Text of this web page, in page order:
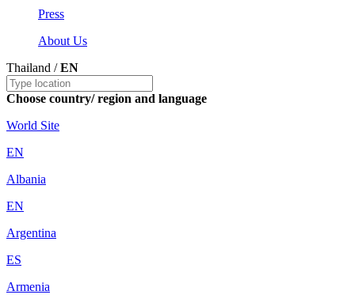
Press
About Us
Thailand /EN
Choose country/ region and language
World Site
EN
Albania
EN
Argentina
ES
Armenia